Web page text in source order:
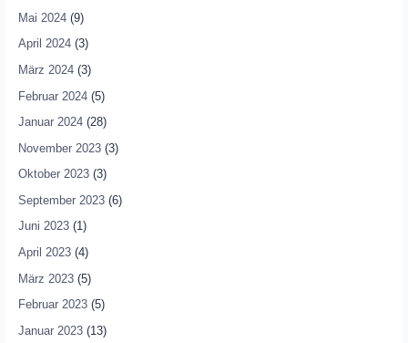
Mai 2024(9)
April 2024(3)
März 2024(3)
Februar 2024(5)
Januar 2024(28)
November 2023(3)
Oktober 2023(3)
September 2023(6)
Juni 2023(1)
April 2023(4)
März 2023(5)
Februar 2023(5)
Januar 2023(13)